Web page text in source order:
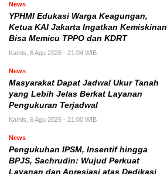
News
YPHMI Edukasi Warga Keagungan,
Ketua KAI Jakarta Ingatkan Kemiskinan
Bisa Memicu TPPO dan KDRT
Kamis, 6 Agu 2026 - 21:04 WIB
News
Masyarakat Dapat Jadwal Ukur Tanah
yang Lebih Jelas Berkat Layanan
Pengukuran Terjadwal
Kamis, 6 Agu 2026 - 21:00 WIB
News
Pengukuhan IPSM, Insentif hingga
BPJS, Sachrudin: Wujud Perkuat
Layanan dan Apresiasi atas Dedikasi